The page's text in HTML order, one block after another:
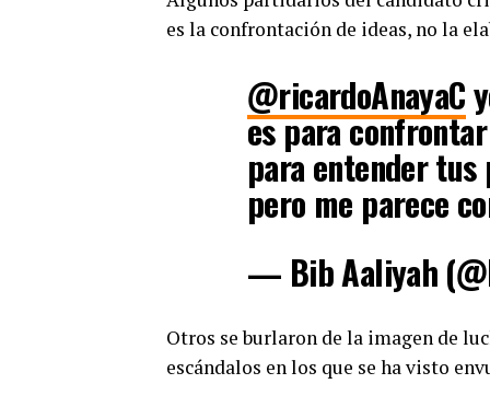
es la confrontación de ideas, no la
@ricardoAnayaC
es para
para entender
pero me parece
— Bib Aaliyah
Otros se burlaron de la imagen de
escándalos en los que se ha visto